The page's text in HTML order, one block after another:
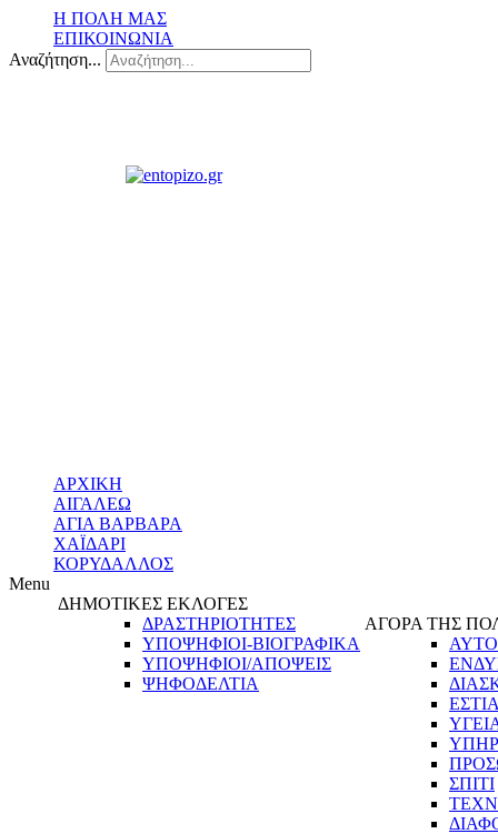
Η ΠΟΛΗ ΜΑΣ
ΕΠΙΚΟΙΝΩΝΙΑ
Αναζήτηση...
ΑΡΧΙΚΗ
ΑΙΓΑΛΕΩ
ΑΓΙΑ ΒΑΡΒΑΡΑ
ΧΑΪΔΑΡΙ
ΚΟΡΥΔΑΛΛΟΣ
Menu
ΔΗΜΟΤΙΚΕΣ ΕΚΛΟΓΕΣ
ΔΡΑΣΤΗΡΙΟΤΗΤΕΣ
ΥΠΟΨΗΦΙΟΙ-ΒΙΟΓΡΑΦΙΚΑ
ΥΠΟΨΗΦΙΟΙ/ΑΠΟΨΕΙΣ
ΨΗΦΟΔΕΛΤΙΑ
ΑΓΟΡΑ ΤΗΣ
ΣΠΙΤΙ